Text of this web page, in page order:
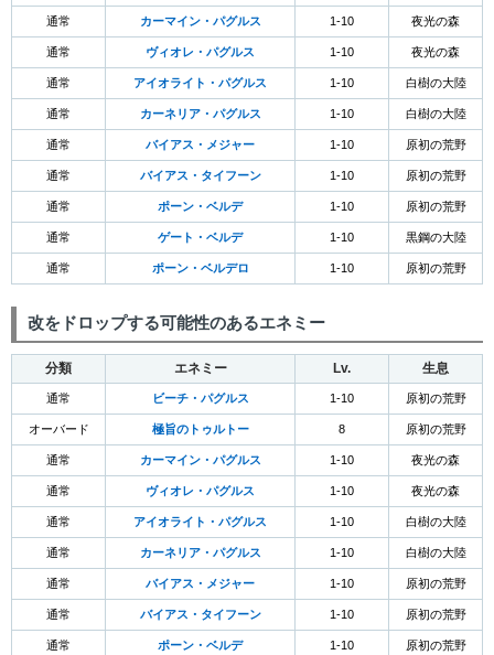
通常 カーマイン・パグルス 1-10 夜光の森
通常 ヴィオレ・パグルス 1-10 夜光の森
通常 アイオライト・パグルス 1-10 白樹の大陸
通常 カーネリア・パグルス 1-10 白樹の大陸
通常 バイアス・メジャー 1-10 原初の荒野
通常 バイアス・タイフーン 1-10 原初の荒野
通常 ポーン・ベルデ 1-10 原初の荒野
通常 ゲート・ベルデ 1-10 黒鋼の大陸
通常 ポーン・ベルデロ 1-10 原初の荒野
改をドロップする可能性のあるエネミー
分類 エネミー Lv. 生息
通常 ビーチ・パグルス 1-10 原初の荒野
オーバード 極旨のトゥルトー 8 原初の荒野
通常 カーマイン・パグルス 1-10 夜光の森
通常 ヴィオレ・パグルス 1-10 夜光の森
通常 アイオライト・パグルス 1-10 白樹の大陸
通常 カーネリア・パグルス 1-10 白樹の大陸
通常 バイアス・メジャー 1-10 原初の荒野
通常 バイアス・タイフーン 1-10 原初の荒野
通常 ポーン・ベルデ 1-10 原初の荒野